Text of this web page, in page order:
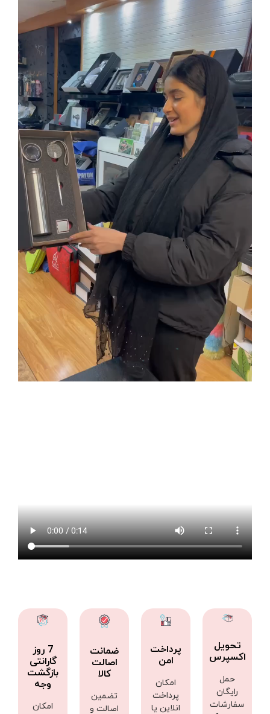
تحویل
اکسپرس
حمل
رایگان
سفارشات
پرداخت
امن
امکان
پرداخت
انلاین یا
ضمانت
اصالت
کالا
تضمین
اصالت و
7 روز
گارانتی
بازگشت
وجه
امکان